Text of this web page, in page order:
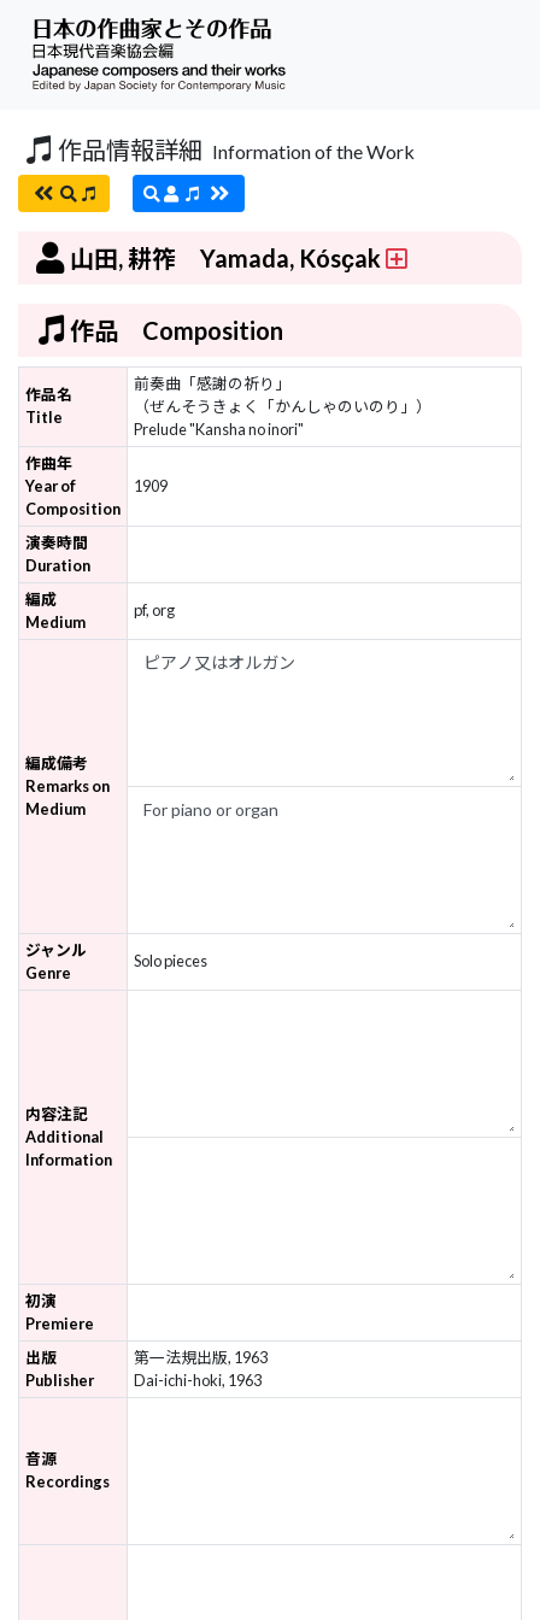
作品情報詳細 Information of the Work
山田, 耕筰 Yamada, Kósҫak
作品 Composition
作品名
Title
前奏曲「感謝の祈り」
（ぜんそうきょく「かんしゃのいのり」）
Prelude "Kansha no inori"
作曲年
Year of
Composition
1909
演奏時間
Duration
編成
Medium
pf, org
編成備考
Remarks on
Medium
ジャンル
Genre
Solo pieces
内容注記
Additional
Information
初演
Premiere
出版
Publisher
第一法規出版, 1963
Dai-ichi-hoki, 1963
音源
Recordings